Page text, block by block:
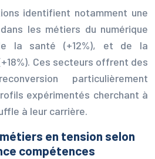
identifient notamment une
les métiers du numérique
la santé (+12%), et de la
Ces secteurs offrent des
particulièrement
expérimentés cherchant à
à leur carrière.
en tension selon
compétences